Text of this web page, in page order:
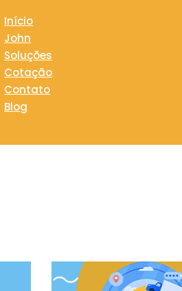
Início
John
Soluções
Cotação
Contato
Blog